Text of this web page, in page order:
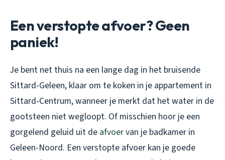
Een verstopte afvoer? Geen
paniek!
Je bent net thuis na een lange dag in het bruisende
Sittard-Geleen, klaar om te koken in je appartement in
Sittard-Centrum, wanneer je merkt dat het water in de
gootsteen niet wegloopt. Of misschien hoor je een
gorgelend geluid uit de afvoervan je badkamer in
Geleen-Noord. Een verstopte afvoer kan je goede